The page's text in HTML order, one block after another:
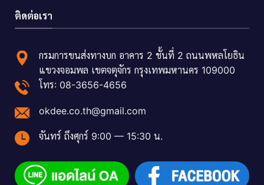
ติดต่อเรา
กรมการขนส่งทางบก อาคาร 2 ชั้นที่ 2 ถนนพหลโยธิน
แขวงจอมพล เขตจตุจักร กรุงเทพมหานคร 109000
โทร: 08-3656-4656
okdee.co.th@gmail.com
จันทร์ ถึงศุกร์ 9:00 — 15:30 น.